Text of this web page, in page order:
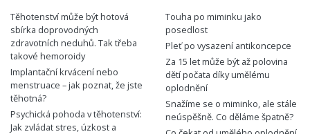
Těhotenství může být hotová
sbírka doprovodných
zdravotních neduhů. Tak třeba
takové hemoroidy
Implantační krvácení nebo
menstruace – jak poznat, že jste
těhotná?
Psychická pohoda v těhotenství:
Jak zvládat stres, úzkost a
Touha po miminku jako
posedlost
Pleť po vysazení antikoncepce
Za 15 let může být až polovina
dětí počata díky umělému
oplodnění
Snažíme se o miminko, ale stále
neúspěšně. Co děláme špatně?